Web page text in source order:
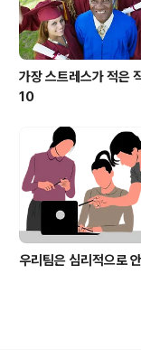
가장 스트레스가 적은
10
우리팀은 심리적으로